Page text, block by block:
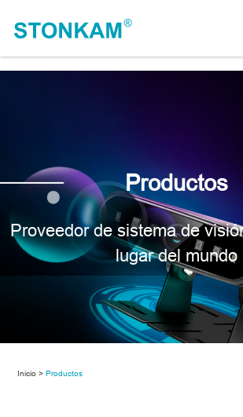
Productos
Proveedor de sistema de
lugar del mundo
Inicio > Productos